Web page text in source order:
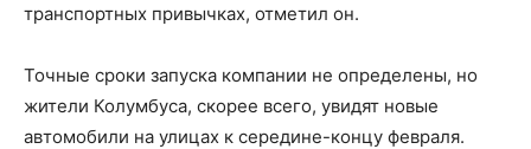
транспортных привычках, отметил он.
Точные сроки запуска компании не определены, но
жители Колумбуса, скорее всего, увидят новые
автомобили на улицах к середине-концу февраля.